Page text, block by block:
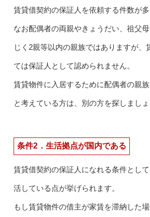
賃貸借契約の保証人を依頼する件数が多
なお配偶者の両親やきょうだい、祖父
じく2親等以内の親族ではありますが、
ては保証人として認められません。
賃貸物件に入居するために配偶者の親
と考えている方は、別の方を探しましょ
条件2．生活拠点が国内である
賃貸借契約の保証人になれる条件とし
活している点が挙げられます。
もし賃貸物件の借主が家賃を滞納した